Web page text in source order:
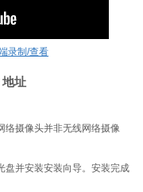
录制/查看
地址
络摄像头并非无线网络摄像
盘并安装安装向导。安装完成